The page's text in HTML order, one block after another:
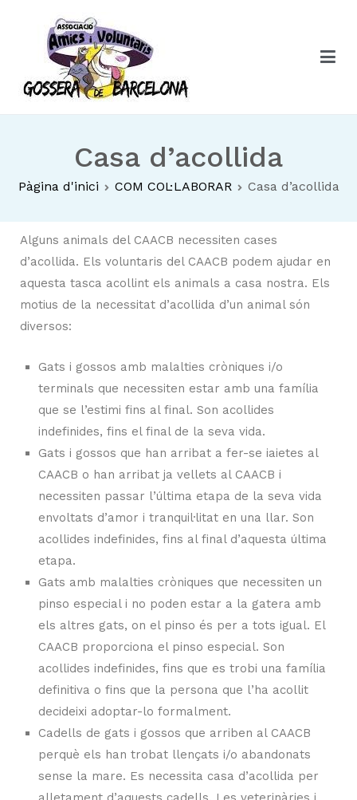
Casa d’acollida
Pàgina d'inici COM COL·LABORAR Casa d’acollida
Alguns animals del CAACB necessiten cases
d’acollida. Els voluntaris del CAACB podem ajudar en
aquesta tasca acollint els animals a casa nostra. Els
motius de la necessitat d’acollida d’un animal són
diversos:
Gats i gossos amb malalties cròniques i/o
terminals que necessiten estar amb una família
que se l’estimi fins al final. Son acollides
indefinides, fins el final de la seva vida.
Gats i gossos que han arribat a fer-se iaietes al
CAACB o han arribat ja vellets al CAACB i
necessiten passar l’última etapa de la seva vida
envoltats d’amor i tranquil·litat en una llar. Son
acollides indefinides, fins al final d’aquesta última
etapa.
Gats amb malalties cròniques que necessiten un
pinso especial i no poden estar a la gatera amb
els altres gats, on el pinso és per a tots igual. El
CAACB proporciona el pinso especial. Son
acollides indefinides, fins que es trobi una família
definitiva o fins que la persona que l’ha acollit
decideixi adoptar-lo formalment.
Cadells de gats i gossos que arriben al CAACB
perquè els han trobat llençats i/o abandonats
sense la mare. Es necessita casa d’acollida per